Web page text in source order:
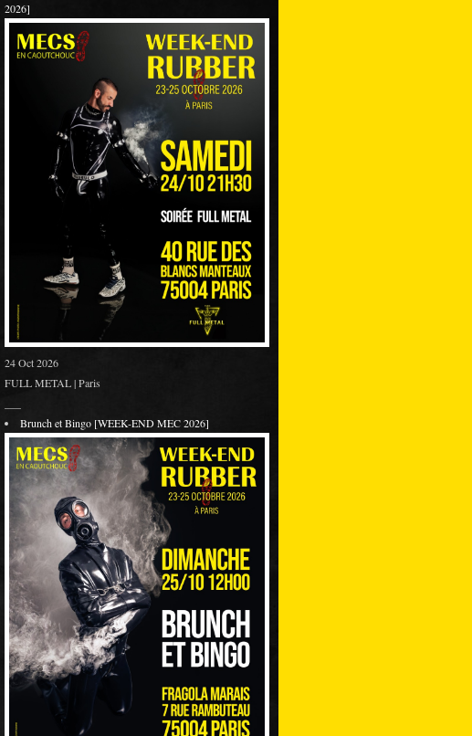
2026]
24 Oct 2026
FULL METAL | Paris
Brunch et Bingo [WEEK-END MEC 2026]